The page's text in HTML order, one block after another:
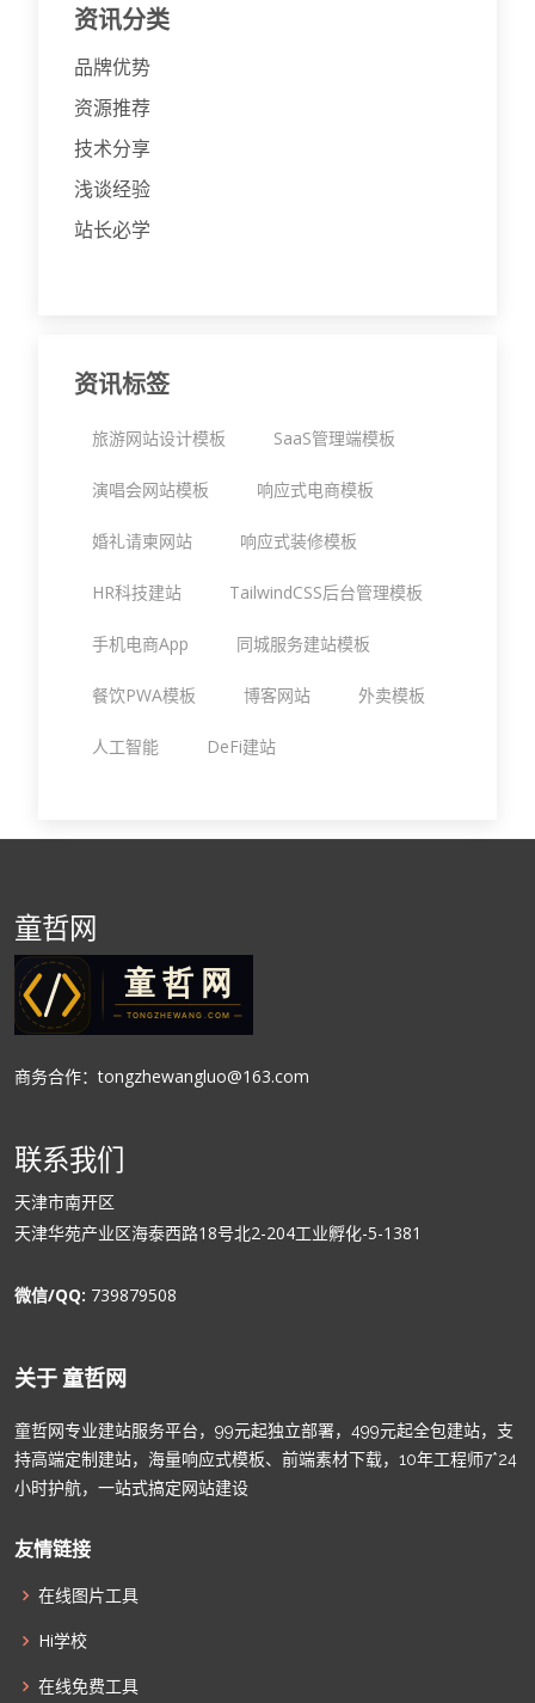
资讯分类
品牌优势
资源推荐
技术分享
浅谈经验
站长必学
资讯标签
旅游网站设计模板 SaaS管理端模板
演唱会网站模板 响应式电商模板
婚礼请柬网站 响应式装修模板
HR科技建站 TailwindCSS后台管理模板
手机电商App 同城服务建站模板
餐饮PWA模板 博客网站 外卖模板
人工智能 DeFi建站
童哲网
商务合作：tongzhewangluo@163.com
联系我们
天津市南开区
天津华苑产业区海泰西路18号北2-204工业孵化-5-1381
微信/QQ: 739879508
关于 童哲网
童哲网专业建站服务平台，99元起独立部署，499元起全包建站，支
持高端定制建站，海量响应式模板、前端素材下载，10年工程师7*24
小时护航，一站式搞定网站建设
友情链接
在线图片工具
Hi学校
在线免费工具